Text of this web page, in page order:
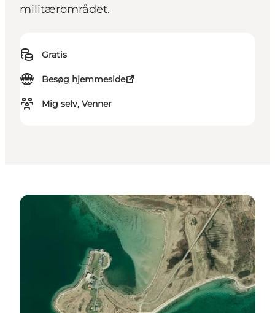
militærområdet.
Gratis
Besøg hjemmeside
Mig selv, Venner